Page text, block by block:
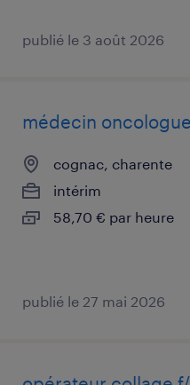
publié le 3 août 2026
médecin
cognac, charente
intérim
58,70 € par heure
publié le 27 mai 2026